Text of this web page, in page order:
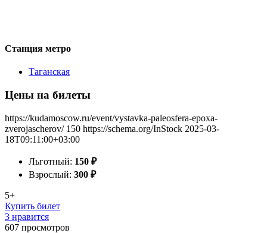
Станция метро
Таганская
Цены на билеты
https://kudamoscow.ru/event/vystavka-paleosfera-epoxa-
zverojascherov/ 150 https://schema.org/InStock 2025-03-
18T09:11:00+03:00
Льготный: 150 ₽
Взрослый: 300 ₽
5+
Купить билет
3 нравится
607 просмотров